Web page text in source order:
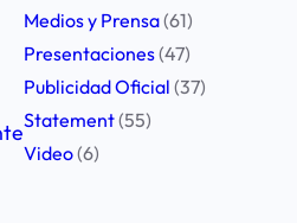
Medios y Prensa(61)
Presentaciones(47)
Publicidad Oficial (37)
Statement(55)
Video(6)